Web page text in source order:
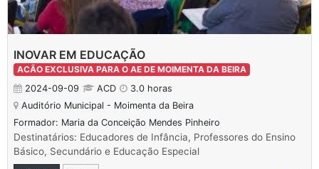
INOVAR EM EDUCAÇÃO
ACÃO EXCLUSIVA PARA O AE DE MOIMENTA DA BEIRA
2024-09-09
ACD
3.0 horas
Auditório Municipal - Moimenta da Beira
Formador: Maria da Conceição Mendes Pinheiro
Destinatários: Educadores de Infância, Professores do Ensino
Básico, Secundário e Educação Especial